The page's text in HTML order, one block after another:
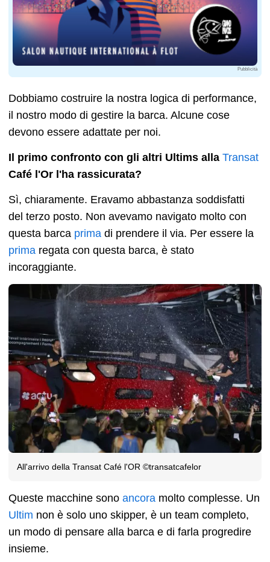
Pubblicità
Dobbiamo costruire la nostra logica di performance,
il nostro modo di gestire la barca. Alcune cose
devono essere adattate per noi.
Il primo confronto con gli altri Ultims alla Transat
Café l'Or l'ha rassicurata?
Sì, chiaramente. Eravamo abbastanza soddisfatti
del terzo posto. Non avevamo navigato molto con
questa barca prima di prendere il via. Per essere la
prima regata con questa barca, è stato
incoraggiante.
All'arrivo della Transat Café l'OR ©transatcafelor
Queste macchine sono ancora molto complesse. Un
Ultim non è solo uno skipper, è un team completo,
un modo di pensare alla barca e di farla progredire
insieme.